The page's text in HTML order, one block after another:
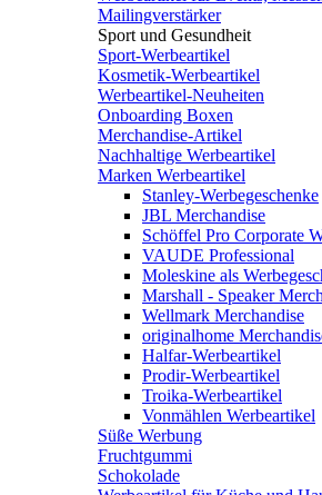
Mailingverstärker
Sport und Gesundheit
Sport-Werbeartikel
Kosmetik-Werbeartikel
Werbeartikel-Neuheiten
Onboarding Boxen
Merchandise-Artikel
Nachhaltige Werbeartikel
Marken Werbeartikel
Stanley-Werbegeschenke
JBL Merchandise
Schöffel Pro Corporate
VAUDE Professional
Moleskine als
Marshall - Speaker
Wellmark Merchandise
originalhome
Halfar-Werbeartikel
Prodir-Werbeartikel
Troika-Werbeartikel
Vonmählen Werbeartikel
Süße Werbung
Fruchtgummi
Schokolade